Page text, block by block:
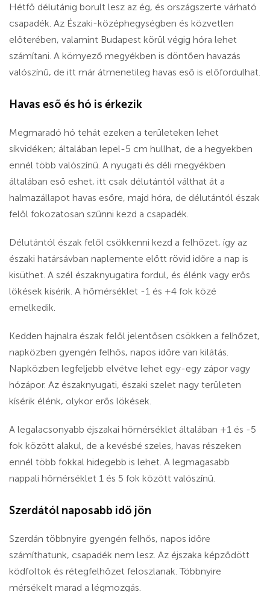
Hétfő délutánig borult lesz az ég, és országszerte várható
csapadék. Az Északi-középhegységben és közvetlen
előterében, valamint Budapest körül végig hóra lehet
számítani. A környező megyékben is döntően havazás
valószínű, de itt már átmenetileg havas eső is előfordulhat.
Havas eső és hó is érkezik
Megmaradó hó tehát ezeken a területeken lehet
síkvidéken; általában lepel-5 cm hullhat, de a hegyekben
ennél több valószínű. A nyugati és déli megyékben
általában eső eshet, itt csak délutántól válthat át a
halmazállapot havas esőre, majd hóra, de délutántól észak
felől fokozatosan szűnni kezd a csapadék.
Délutántól észak felől csökkenni kezd a felhőzet, így az
északi határsávban naplemente előtt rövid időre a nap is
kisüthet. A szél északnyugatira fordul, és élénk vagy erős
lökések kísérik. A hőmérséklet -1 és +4 fok közé
emelkedik.
Kedden hajnalra észak felől jelentősen csökken a felhőzet,
napközben gyengén felhős, napos időre van kilátás.
Napközben legfeljebb elvétve lehet egy-egy zápor vagy
hózápor. Az északnyugati, északi szelet nagy területen
kísérik élénk, olykor erős lökések.
A legalacsonyabb éjszakai hőmérséklet általában +1 és -5
fok között alakul, de a kevésbé szeles, havas részeken
ennél több fokkal hidegebb is lehet. A legmagasabb
nappali hőmérséklet 1 és 5 fok között valószínű.
Szerdától naposabb idő jön
Szerdán többnyire gyengén felhős, napos időre
számíthatunk, csapadék nem lesz. Az éjszaka képződött
ködfoltok és rétegfelhőzet feloszlanak. Többnyire
mérsékelt marad a légmozgás.